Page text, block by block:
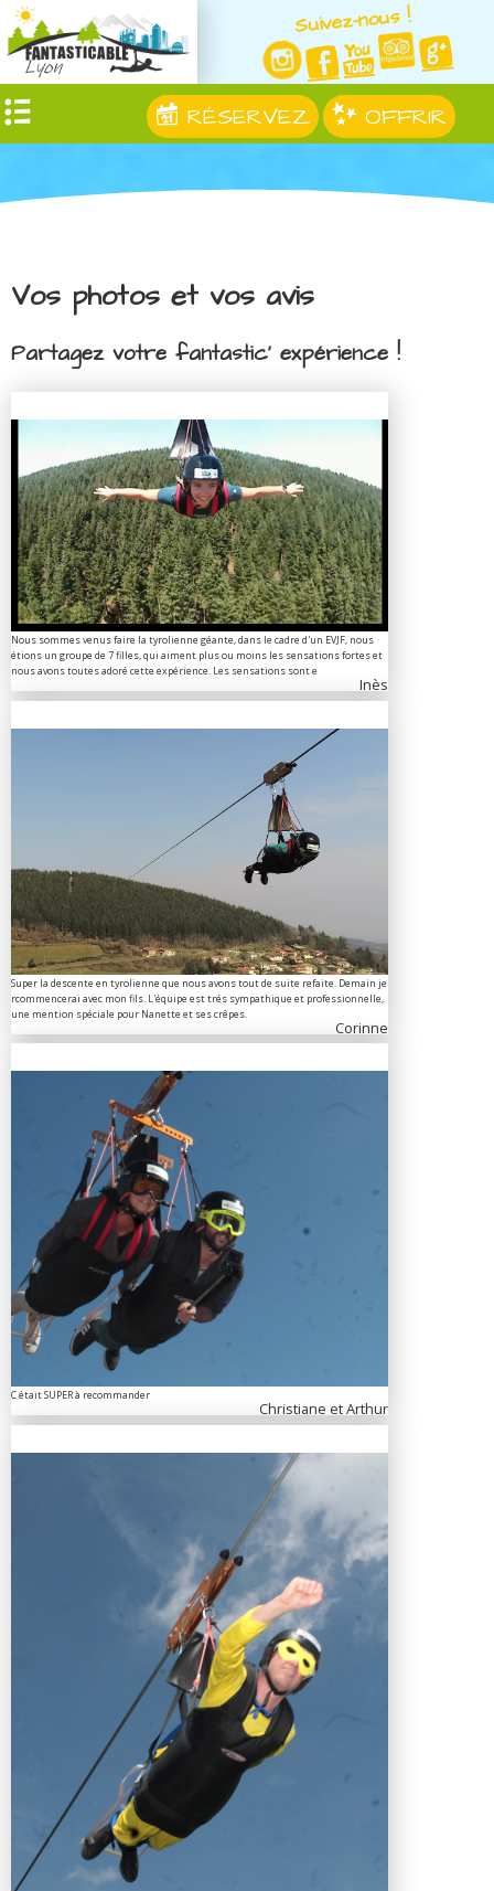
Suivez-nous !
RÉSERVEZ OFFRIR
Vos photos et vos avis
Partagez votre fantastic' expérience !
Nous sommes venus faire la tyrolienne géante, dans le cadre d'un EVJF, nous
étions un groupe de 7 filles, qui aiment plus ou moins les sensations fortes et
nous avons toutes adoré cette expérience. Les sensations sont e
Inès
Super la descente en tyrolienne que nous avons tout de suite refaite. Demain je
rcommencerai avec mon fils. L'équipe est trés sympathique et professionnelle,
une mention spéciale pour Nanette et ses crêpes.
Corinne
C était SUPER à recommander
Christiane et Arthur